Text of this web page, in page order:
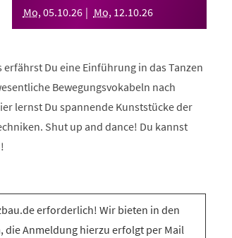
Mo,05.10.26 Mo, 12.10.26
Du eine Einführung in das Tanzen
Bewegungsvokabeln nach
lernst Du spannende Kunststücke der
Shut up and dance! Du kannst
erforderlich! Wir bieten in den
die Anmeldung hierzu erfolgt per Mail